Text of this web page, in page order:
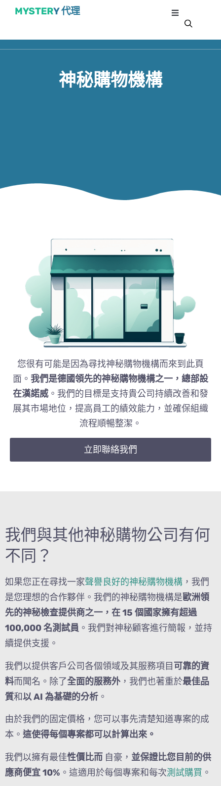
MYSTERY 代理
神秘購物機構
您很有可能是因為尋找神秘購物機構而來到此頁
面。 我們是德國領先的神秘購物機構之一，總部設
在漢諾威 。我們的目標是支持貴公司持續改善和發
展其市場地位，提高員工的績效能力，並確保組織
流程順暢整潔。
立即聯絡我們
我們與其他神秘購物公司有何
不同？
如果您正在尋找一家聲譽良好的神秘購物機構 ，我們
是您理想的合作夥伴。我們的神秘購物機構是歐洲領
先的神秘檢查提供商之一，在 15 個國家擁有超過
100,000 名測試員 。我們對神秘顧客進行簡報，並持
續提供支援。
我們以提供客戶公司各個領域及其服務項目 可靠的資
料而聞名。除了全面的服務外 ，我們也著重於最佳品
質和以 AI 為基礎的分析 。
由於我們的固定價格，您可以事先清楚知道專案的成
本。 這使得每個專案都可以計算出來。
我們以擁有最佳性價比而 自豪， 並保證比您目前的供
應商便宜 10% 。這適用於每個專案和每次測試購買 。